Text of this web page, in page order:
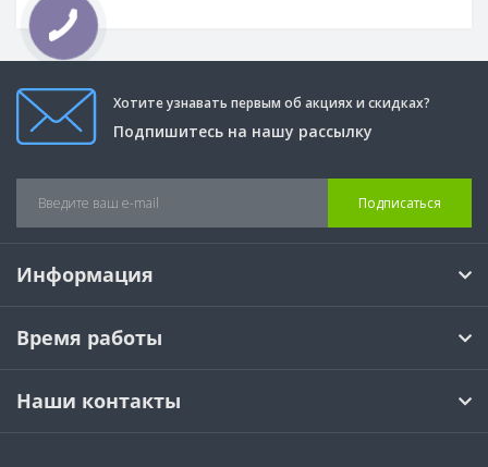
Хотите узнавать первым об акциях и скидках?
Подпишитесь на нашу рассылку
Подписаться
Информация
Время работы
Наши контакты